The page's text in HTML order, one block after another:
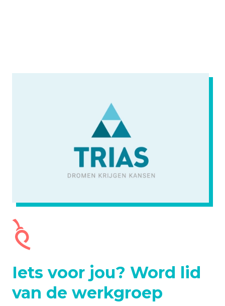
Iets voor jou? Word lid
van de werkgroep